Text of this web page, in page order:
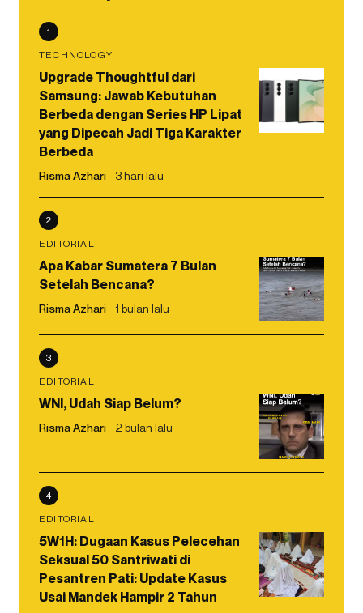
1
TECHNOLOGY
Upgrade Thoughtful dari
Samsung: Jawab Kebutuhan
Berbeda dengan Series HP Lipat
yang Dipecah Jadi Tiga Karakter
Berbeda
Risma Azhari 3 hari lalu
2
EDITORIAL
Apa Kabar Sumatera 7 Bulan
Setelah Bencana?
Risma Azhari 1 bulan lalu
3
EDITORIAL
WNI, Udah Siap Belum?
Risma Azhari 2 bulan lalu
4
EDITORIAL
5W1H: Dugaan Kasus Pelecehan
Seksual 50 Santriwati di
Pesantren Pati: Update Kasus
Usai Mandek Hampir 2 Tahun